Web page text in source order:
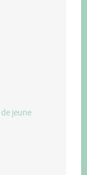
jeune